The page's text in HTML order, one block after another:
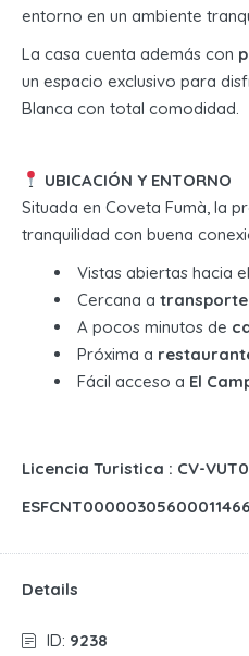
entorno en un ambiente
La casa cuenta además con
un espacio exclusivo para
Blanca con total comodidad.
UBICACIÓN Y ENTORNO
Situada en Coveta Fumà, la
tranquilidad con buena
Vistas abiertas hacia
Cercana a transporte
A pocos minutos de
Próxima a
Fácil acceso a El
Licencia Turistica : CV-
Details
ID: 9238